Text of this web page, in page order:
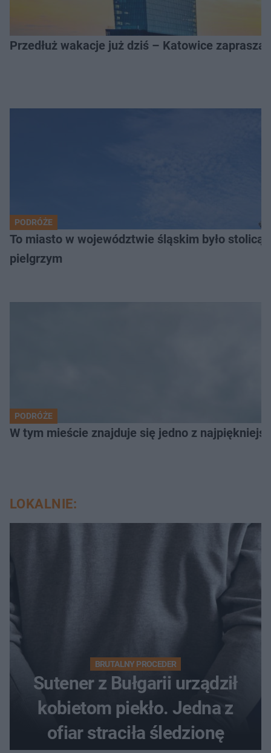
Przedłuż wakacje już dziś – Katowice
PODRÓŻE
To miasto w województwie śląskim było
pielgrzym
PODRÓŻE
W tym mieście znajduje się jedno z
LOKALNIE:
BRUTALNY PROCEDER
Sutener z Bułgarii urządził
kobietom piekło. Jedna z
ofiar straciła śledzionę